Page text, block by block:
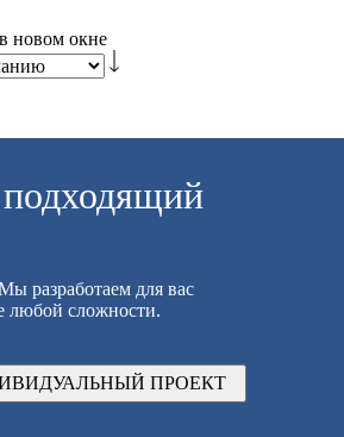
новом окне
разработаем для вас
любой сложности.
ПРОЕКТ